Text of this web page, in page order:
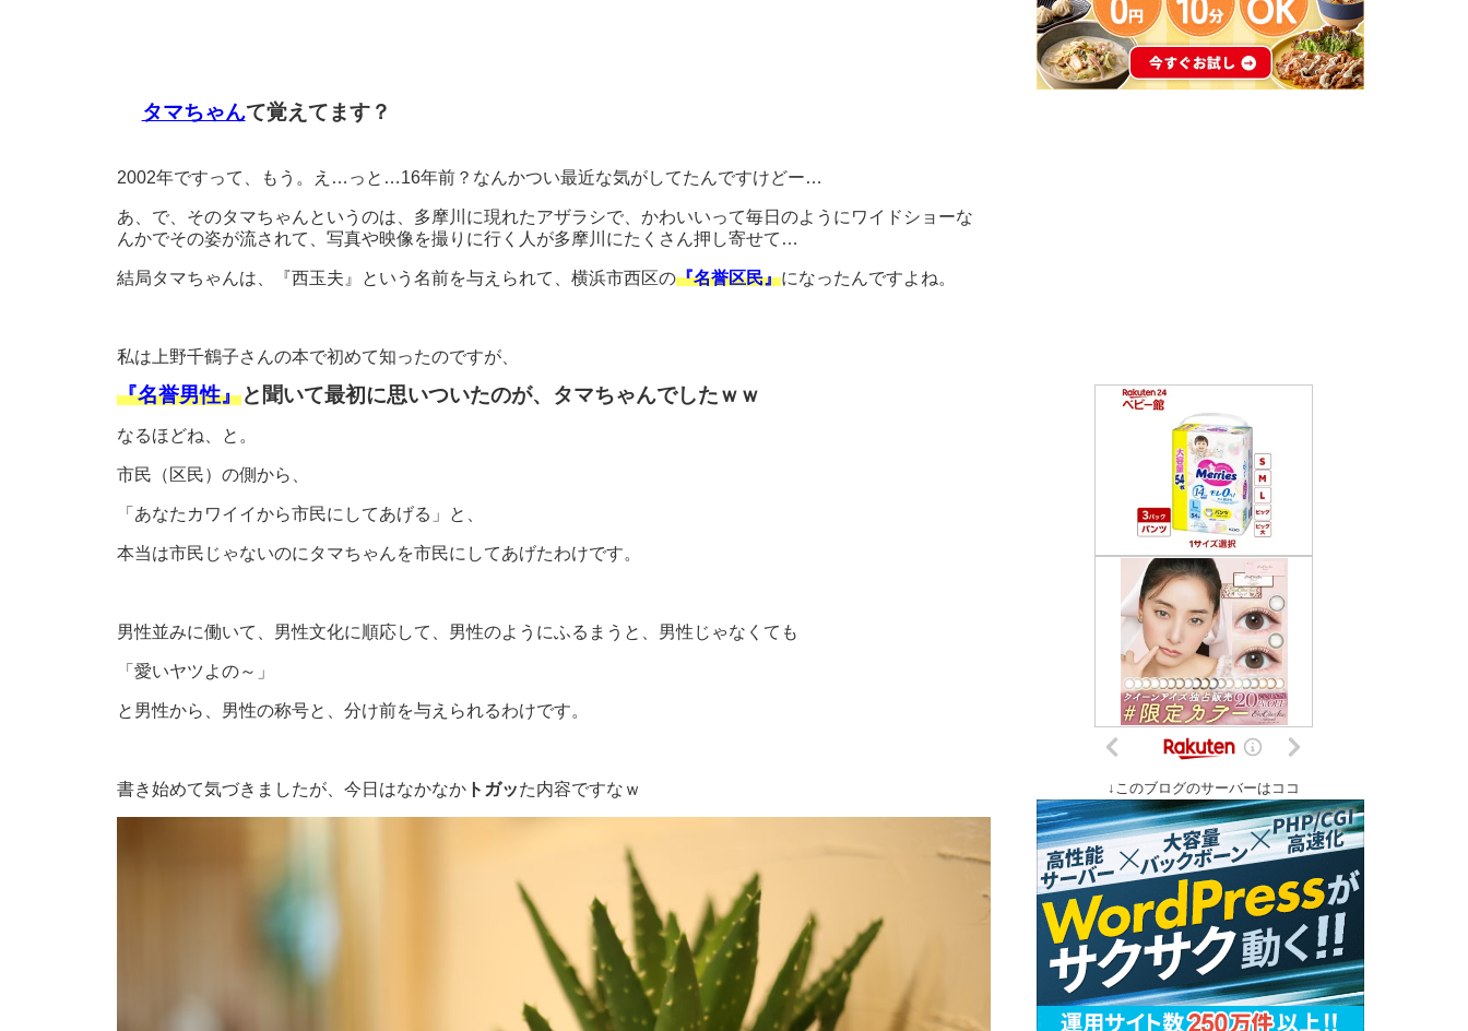
タマちゃんて覚えてます？
2002年ですって、もう。え…っと…16年前？なんかつい最近な気がしてたんですけどー…
あ、で、そのタマちゃんというのは、多摩川に現れたアザラシで、かわいいって毎日のようにワイドショーな
んかでその姿が流されて、写真や映像を撮りに行く人が多摩川にたくさん押し寄せて…
結局タマちゃんは、『西玉夫』という名前を与えられて、横浜市西区の『名誉区民』になったんですよね。
私は上野千鶴子さんの本で初めて知ったのですが、
『名誉男性』と聞いて最初に思いついたのが、タマちゃんでしたｗｗ
なるほどね、と。
市民（区民）の側から、
「あなたカワイイから市民にしてあげる」と、
本当は市民じゃないのにタマちゃんを市民にしてあげたわけです。
男性並みに働いて、男性文化に順応して、男性のようにふるまうと、男性じゃなくても
「愛いヤツよの～」
と男性から、男性の称号と、分け前を与えられるわけです。
書き始めて気づきましたが、今日はなかなか トガッた内容ですなｗ ↓このブログのサーバーはココ